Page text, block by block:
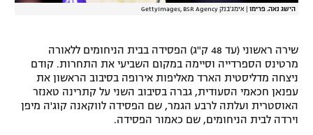
הישג נאה. פרימו אימג'בנק GettyImages, BSR Agency
שירה ראשוני (עד 48 ק"ג) הפסידה בבית הניחומים ללאורה
מרטינס הספרדייה וסיימה במקום השביעי את התחרות. קודם
ניצחה מדליסטית הארד מאליפות אירופה בסיבוב הראשון את
עפנאן חכאמי הסעודית, גברה בסיבוב השני על קתרינה טאנזר
האוסטרית ועלתה לרבע הגמר, שם הפסידה לווקאנה קוג'ה מיפן
וירדה לבית הניחומים, שם כאמור הפסידה.